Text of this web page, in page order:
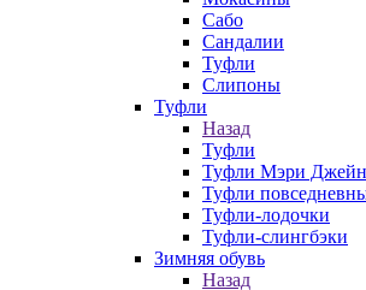
Сабо
Сандалии
Туфли
Слипоны
Туфли
Назад
Туфли
Туфли Мэри Джейн
Туфли
Туфли-лодочки
Туфли-слингбэки
Зимняя обувь
Назад